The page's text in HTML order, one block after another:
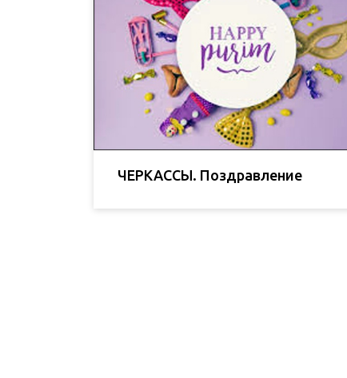
ЧЕРКАССЫ. Поздравление